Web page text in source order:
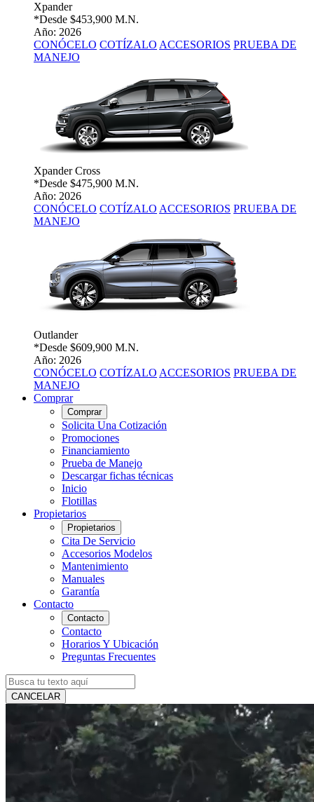
Xpander
*Desde $453,900 M.N.
Año: 2026
CONÓCELO COTÍZALO ACCESORIOS PRUEBA DE
MANEJO
Xpander Cross
*Desde $475,900 M.N.
Año: 2026
CONÓCELO COTÍZALO ACCESORIOS PRUEBA DE
MANEJO
Outlander
*Desde $609,900 M.N.
Año: 2026
CONÓCELO COTÍZALO ACCESORIOS PRUEBA DE
MANEJO
Comprar
Comprar
Solicita Una Cotización
Promociones
Financiamiento
Prueba de Manejo
Descargar fichas técnicas
Inicio
Flotillas
Propietarios
Propietarios
Cita De Servicio
Accesorios Modelos
Mantenimiento
Manuales
Garantía
Contacto
Contacto
Contacto
Horarios Y Ubicación
Preguntas Frecuentes
CANCELAR